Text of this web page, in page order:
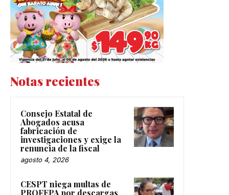
Notas recientes
Consejo Estatal de
Abogados acusa
fabricación de
investigaciones y exige la
renuncia de la fiscal
agosto 4, 2026
CESPT niega multas de
PROFEPA por descargas